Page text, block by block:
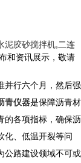
泥胶砂搅拌机,二连
和资讯展示，敬请
并行六个月，然后强
青仪器是保障沥青材
的各项指标，确保沥
化、低温开裂等问
公路建设领域不可或